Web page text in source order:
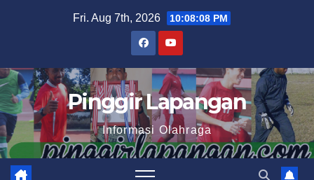
Fri. Aug 7th, 2026 10:08:09 PM
Pinggir Lapangan
Informasi Olahraga